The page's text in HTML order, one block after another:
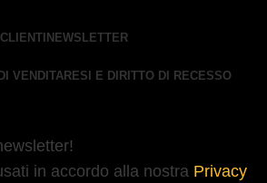
NEWSLETTER
VENDITARESI E DIRITTO DI RECESSO
in accordo alla nostra Privacy